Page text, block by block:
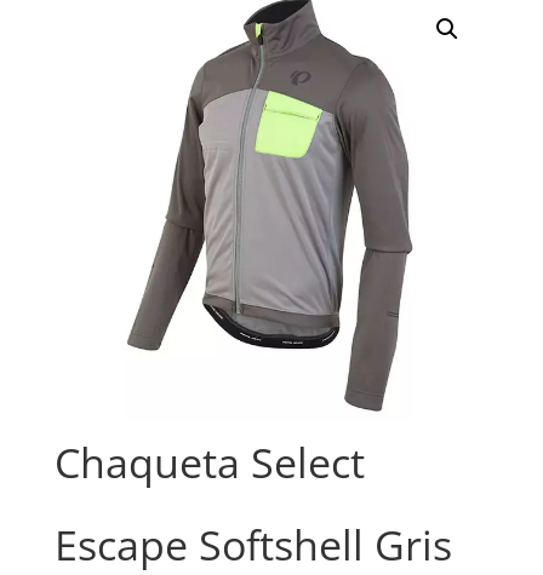
Chaqueta Select
Escape Softshell Gris